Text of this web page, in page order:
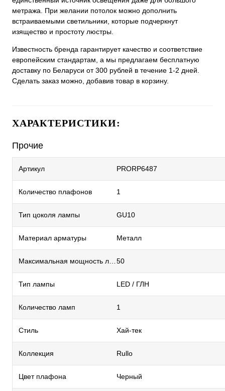
метража. При желании потолок можно дополнить
встраиваемыми светильники, которые подчеркнут
изящество и простоту люстры.
Известность бренда гарантирует качество и соответствие
европейским стандартам, а мы предлагаем бесплатную
доставку по Беларуси от 300 рублей в течение 1-2 дней.
Сделать заказ можно, добавив товар в корзину.
ХАРАКТЕРИСТИКИ:
Прочие
Артикул PRORP6487
Количество плафонов 1
Тип цоколя лампы GU10
Материал арматуры Металл
50
Тип лампы LED / ГЛН
Количество ламп 1
Стиль Хай-тек
Коллекция Rullo
Цвет плафона Черный